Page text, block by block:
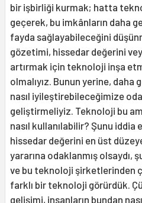
bir işbirliği kurmak; hatta
geçerek, bu imkânların daha
fayda sağlayabileceğini
gözetimi, hissedar değerini
artırmak için teknoloji inşa
olmalıyız. Bunun yerine,
nasıl iyileştirebileceğimize
geliştirmeliyiz. Teknoloji bu
nasıl kullanılabilir? Şunu
hissedar değerini en üst
yararına odaklanmış olsaydı,
ve bu teknoloji şirketlerinden
farklı bir teknoloji görürdük.
gelişimi, insanların bundan